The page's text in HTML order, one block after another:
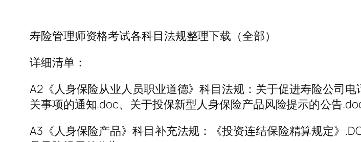
寿险管理师资格考试各科目法规整理下载（全部）
详细清单：
A2《人身保险从业人员职业道德》科目法规：关于促进寿险公司
关事项的通知.doc、关于投保新型人身保险产品风险提示的公告
A3《人身保险产品》科目补充法规：《投资连结保险精算规定》